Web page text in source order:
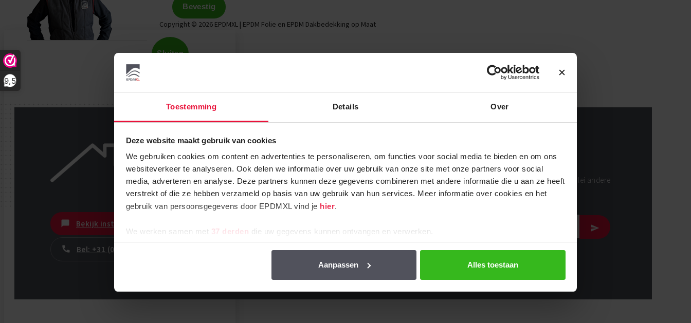
Toestemming Details Over
Deze website maakt gebruik van cookies
We gebruiken cookies om content en advertenties te personaliseren, om functies voor social media te bieden en om ons
websiteverkeer te analyseren. Ook delen we informatie over uw gebruik van onze site met onze partners voor social
media, adverteren en analyse. Deze partners kunnen deze gegevens combineren met andere informatie die u aan ze heeft
verstrekt of die ze hebben verzameld op basis van uw gebruik van hun services. Meer informatie over cookies en het
gebruik van persoonsgegevens door EPDMXL vind je hier.
We werken samen met 37 derden die uw gegevens kunnen ontvangen en verwerken.
Aanpassen Alles toestaan
9,5
Bevestig
Wij helpen u graag verder.
Tot het helemaal op uw dak ligt.
Bekijk instructievideo
Bel: +31 (0)85-0656814
Of ontvang onze handige tips & tricks!
Ontvang instructie-video’s, stap-voor-stap handleidingen, en allerlei andere
handige informatie en klustips over EPDM.
Het laatste nieuws en de beste tips.
Copyright © 2026 EPDMXL | EPDM Folie en EPDM Dakbedekking op Maat
Sluiten